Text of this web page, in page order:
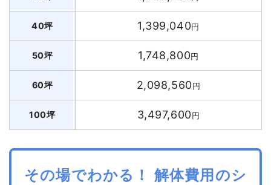
40坪 1,399,040円
50坪 1,748,800円
60坪 2,098,560円
100坪 3,497,600円
その場でわかる！ 解体費用のシ